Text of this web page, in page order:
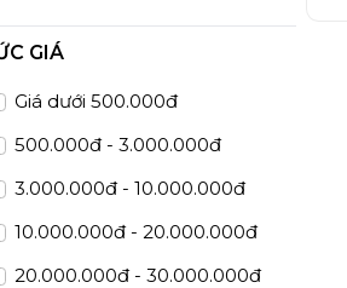
GIÁ
Giá dưới 500.000đ
500.000đ - 3.000.000đ
3.000.000đ - 10.000.000đ
10.000.000đ - 20.000.000đ
20.000.000đ - 30.000.000đ